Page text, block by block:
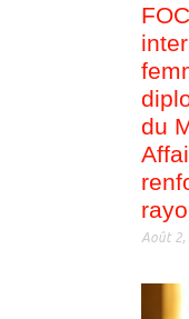
du
Août 2,